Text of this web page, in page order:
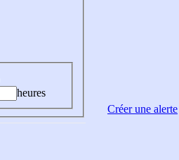
heures
Créer une alerte